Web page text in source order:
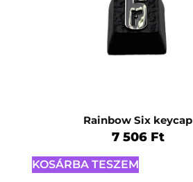
Rainbow Six keycap
7 506 Ft
KOSÁRBA TESZEM